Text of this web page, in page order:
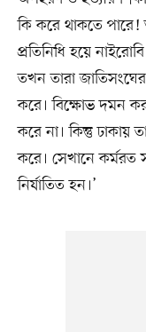
কি করে থাকতে
প্রতিনিধি হয়ে
তখন তারা
করে। বিক্ষোভ দমন
করে না। কিন্তু ঢাকায়
করে। সেখানে কর্মরত
নির্যাতিত হন।’